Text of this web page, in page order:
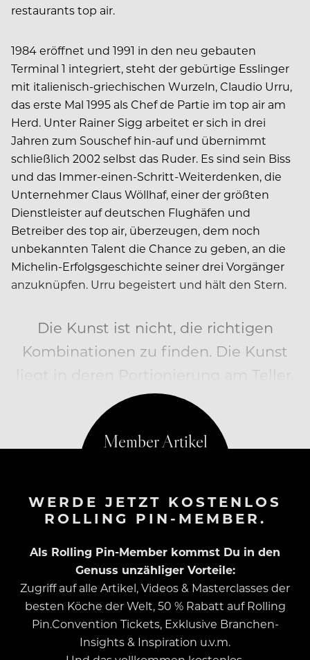
restaurants top air.
1984 eröffnet und 1991 in den neu gebauten
Terminal 1 integriert, steht der gebürtige Esslinger
mit italienisch-griechischen Wurzeln, Claudio Urru,
das erste Mal 1995 als Chef de Partie im top air am
Herd. Unter Rainer Sigg arbeitet er sich in drei
Jahren zum Souschef hin-auf und übernimmt
schließlich 2002 selbst das Ruder. Es sind sein Biss
und das Immer-einen-Schritt-Weiterdenken, die
Unternehmer Claus Wöllhaf, einer der größten
Dienstleister auf deutschen Flughäfen und
Betreiber des top air, überzeugen, dem noch
unbekannten Talent die Chance zu geben, an die
Michelin-Erfolgsgeschichte seiner drei Vorgänger
anzuknüpfen. Urru begeistert und hält den Stern.
Die Kunst ist nicht, die richtigen
Kombinationen zu finden. Die Kunst
liegt in deren Portionierung am Teller.
Am Anfang noch etwas verschwommen…
WERDE JETZT KOSTENLOS
ROLLING PIN-MEMBER.
Als Rolling Pin-Member kommst Du in den
Genuss unzähliger Vorteile:
Zugriff auf alle Artikel, Videos & Masterclasses der
besten Köche der Welt, 50 % Rabatt auf Rolling
Pin.Convention Tickets, Exklusive Branchen-
Insights & Inspiration u.v.m.